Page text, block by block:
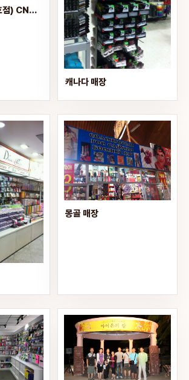
필리핀 마닐라(1호점) CNA매장
캐나다 매장
몽골 매장